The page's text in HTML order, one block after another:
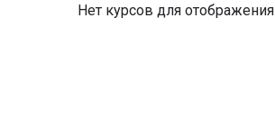
Нет курсов для отображения